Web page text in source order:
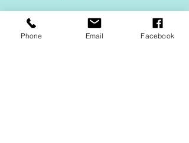
Jedes angemeldete Kind bekommt
von unserem Nikolaus ein kleines
Phone Email Facebook